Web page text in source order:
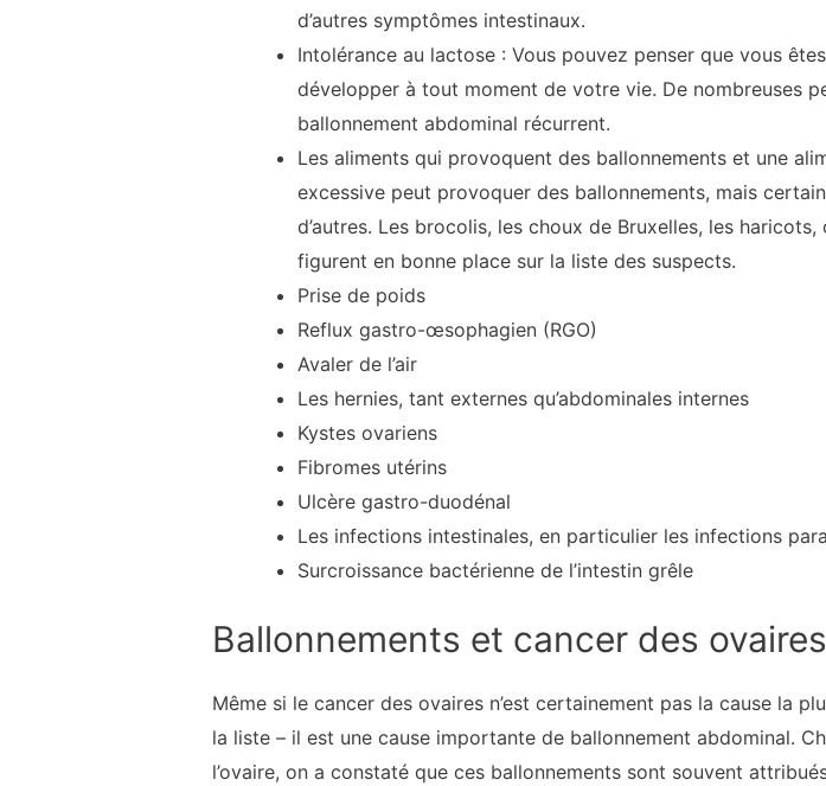
d’autres symptômes intestinaux.
Intolérance au lactose : Vous pouvez penser que vous
développer à tout moment de votre vie. De nombreuses
ballonnement abdominal récurrent.
Les aliments qui provoquent des ballonnements et une
excessive peut provoquer des ballonnements, mais
d’autres. Les brocolis, les choux de Bruxelles, les
figurent en bonne place sur la liste des suspects.
Prise de poids
Reflux gastro-œsophagien (RGO)
Avaler de l’air
Les hernies, tant externes qu’abdominales internes
Kystes ovariens
Fibromes utérins
Ulcère gastro-duodénal
Les infections intestinales, en particulier les infections
Surcroissance bactérienne de l’intestin grêle
Ballonnements et cancer des ovaires
Même si le cancer des ovaires n’est certainement pas la cause la
la liste – il est une cause importante de ballonnement abdominal.
l’ovaire, on a constaté que ces ballonnements sont souvent